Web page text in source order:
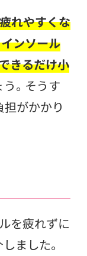
れやすくな
ンソール
きるだけ小
。そうす
担がかかり
を疲れずに
ました。